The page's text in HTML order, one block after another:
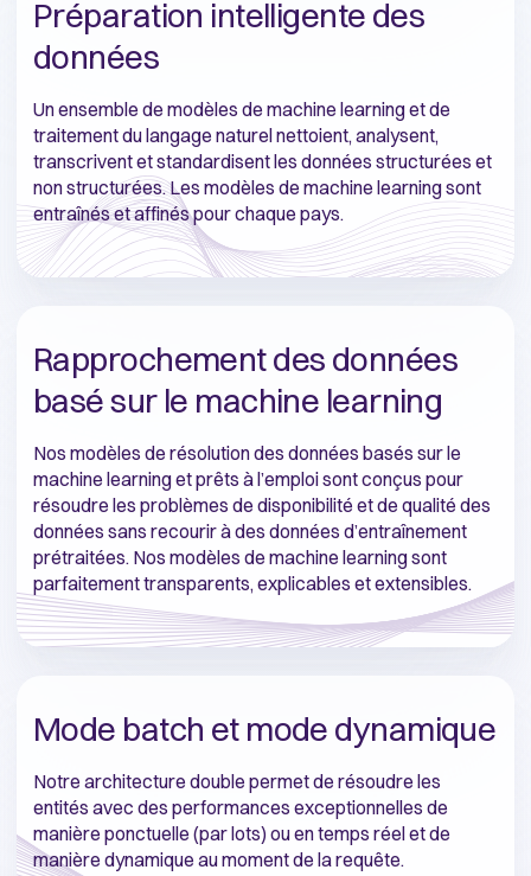
Préparation intelligente des
données
Un ensemble de modèles de machine learning et de
traitement du langage naturel nettoient, analysent,
transcrivent et standardisent les données structurées et
non structurées. Les modèles de machine learning sont
entraînés et affinés pour chaque pays.
Rapprochement des données
basé sur le machine learning
Nos modèles de résolution des données basés sur le
machine learning et prêts à l’emploi sont conçus pour
résoudre les problèmes de disponibilité et de qualité des
données sans recourir à des données d’entraînement
prétraitées. Nos modèles de machine learning sont
parfaitement transparents, explicables et extensibles.
Mode batch et mode dynamique
Notre architecture double permet de résoudre les
entités avec des performances exceptionnelles de
manière ponctuelle (par lots) ou en temps réel et de
manière dynamique au moment de la requête.